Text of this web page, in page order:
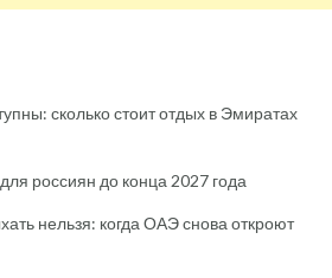
сколько стоит отдых в Эмиратах
россиян до конца 2027 года
нельзя: когда ОАЭ снова откроют